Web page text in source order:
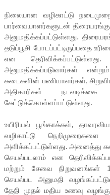
நிலையான வழிகாட்டு
பார்வையாளர்களுடன்
அனுமதிக்கப்பட்டுள்ளது.
தடுப்பூசி போடப்பட்டிருப்பதை
என
அனுமதிக்கப்படுவார்கள்
கடைகளின் பணியாளர்கள்,
அதிகாரிகள்
கேட்டுக்கொள்ளப்பட்டுள்ளது.
உயிரியல் பூங்காக்கள்,
வழிகாட்டு
அளிக்கப்பட்டுள்ளது. அனைத்து
செயல்படலாம் என
மற்றும் சேவை நிறுவனங்கள்
செயல்பட அனுமதி
தேதி முதல் மதிய உணவு